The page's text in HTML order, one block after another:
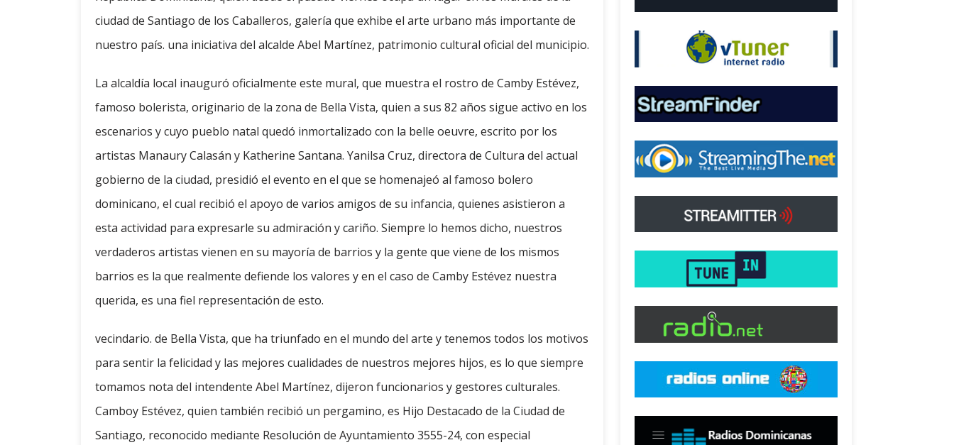
ciudad de Santiago de los Caballeros, galería que exhibe el arte urbano más importante de
nuestro país. una iniciativa del alcalde Abel Martínez, patrimonio cultural oficial del municipio.
La alcaldía local inauguró oficialmente este mural, que muestra el rostro de Camby Estévez,
famoso bolerista, originario de la zona de Bella Vista, quien a sus 82 años sigue activo en los
escenarios y cuyo pueblo natal quedó inmortalizado con la belle oeuvre, escrito por los
artistas Manaury Calasán y Katherine Santana. Yanilsa Cruz, directora de Cultura del actual
gobierno de la ciudad, presidió el evento en el que se homenajeó al famoso bolero
dominicano, el cual recibió el apoyo de varios amigos de su infancia, quienes asistieron a
esta actividad para expresarle su admiración y cariño. Siempre lo hemos dicho, nuestros
verdaderos artistas vienen en su mayoría de barrios y la gente que viene de los mismos
barrios es la que realmente defiende los valores y en el caso de Camby Estévez nuestra
querida, es una fiel representación de esto.
vecindario. de Bella Vista, que ha triunfado en el mundo del arte y tenemos todos los motivos
para sentir la felicidad y las mejores cualidades de nuestros mejores hijos, es lo que siempre
tomamos nota del intendente Abel Martínez, dijeron funcionarios y gestores culturales.
Camboy Estévez, quien también recibió un pergamino, es Hijo Destacado de la Ciudad de
Santiago, reconocido mediante Resolución de Ayuntamiento 3555-24, con especial